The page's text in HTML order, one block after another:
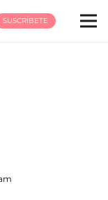
SUSCRÍBETE